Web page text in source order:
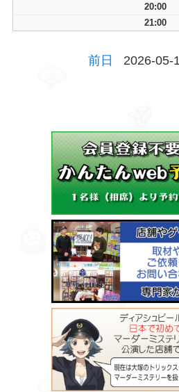
20:00
21:00
前日 2026-05-